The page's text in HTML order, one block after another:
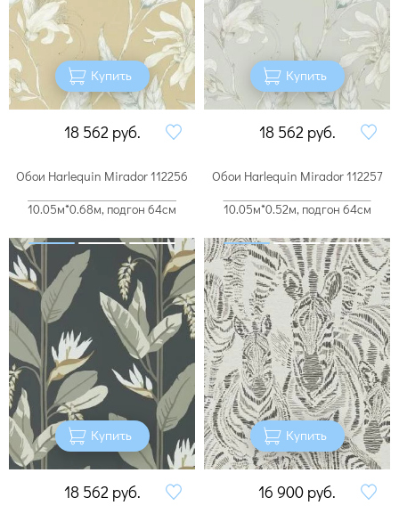
Купить
18 562 руб.
Купить
18 562 руб.
Обои Harlequin Mirador 112256
10.05м*0.68м, подгон 64см
Купить
18 562 руб.
Обои Harlequin Mirador 112257
10.05м*0.52м, подгон 64см
Купить
16 900 руб.